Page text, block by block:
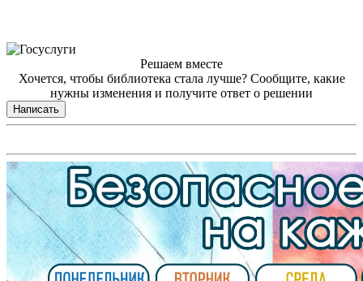
Решаем вместе
Хочется, чтобы библиотека стала лучше? Сообщите, какие
нужны изменения и получите ответ о решении
Написать